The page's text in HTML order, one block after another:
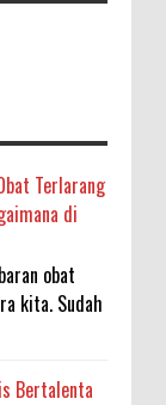
Terlarang
di
obat
kita. Sudah
Bertalenta